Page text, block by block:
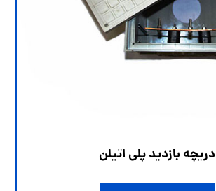
دریچه بازدید پلی اتیلن